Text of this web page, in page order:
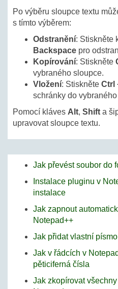
Po výběru sloupce textu
s tímto výběrem:
Odstranění: Stiskněte
Backspace pro
Kopírování: Stiskněte
vybraného sloupce.
Vložení: Stiskněte Ctrl
schránky do
Pomocí kláves Alt, Shift a
upravovat sloupce textu.
Jak převést soubor do
Instalace pluginu v
instalace
Jak zapnout
Notepad++
Jak přidat vlastní
Jak v řádcích v
pěticiferná čísla
Jak zkopírovat